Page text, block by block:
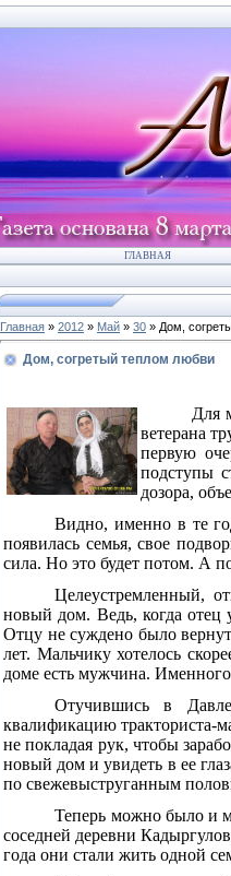
ГЛАВНАЯ
Главная » 2012 » Май » 30 » Дом,
Дом, согретый теплом любви
Для
ветерана
первую
подступы
дозора,
Видно, именно в те
появилась семья, свое
сила. Но это будет потом. А
Целеустремленный,
новый дом. Ведь, когда отец
Отцу не суждено было
лет. Мальчику хотелось
доме есть мужчина.
Отучившись в
квалификацию тракториста-
не покладая рук, чтобы
новый дом и увидеть в ее
по свежевыструганным
Теперь можно было и
соседней деревни
года они стали жить одной